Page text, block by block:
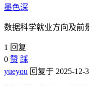
墨色深
数据科学就业方向及前
1 回复
0 赞 踩
yueyou 回复于 2025-12-